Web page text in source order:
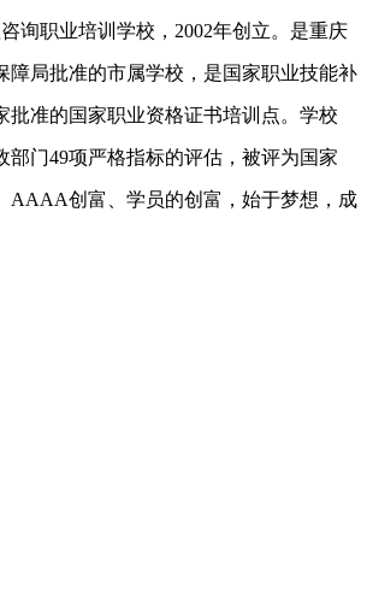
职业培训学校，2002年创立。是重庆
障局批准的市属学校，是国家职业技能补
批准的国家职业资格证书培训点。学校
部门49项严格指标的评估，被评为国家
AAAA创富、学员的创富，始于梦想，成